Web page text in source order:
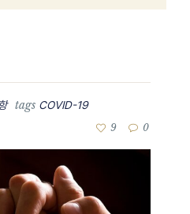
tags COVID-19
9 0